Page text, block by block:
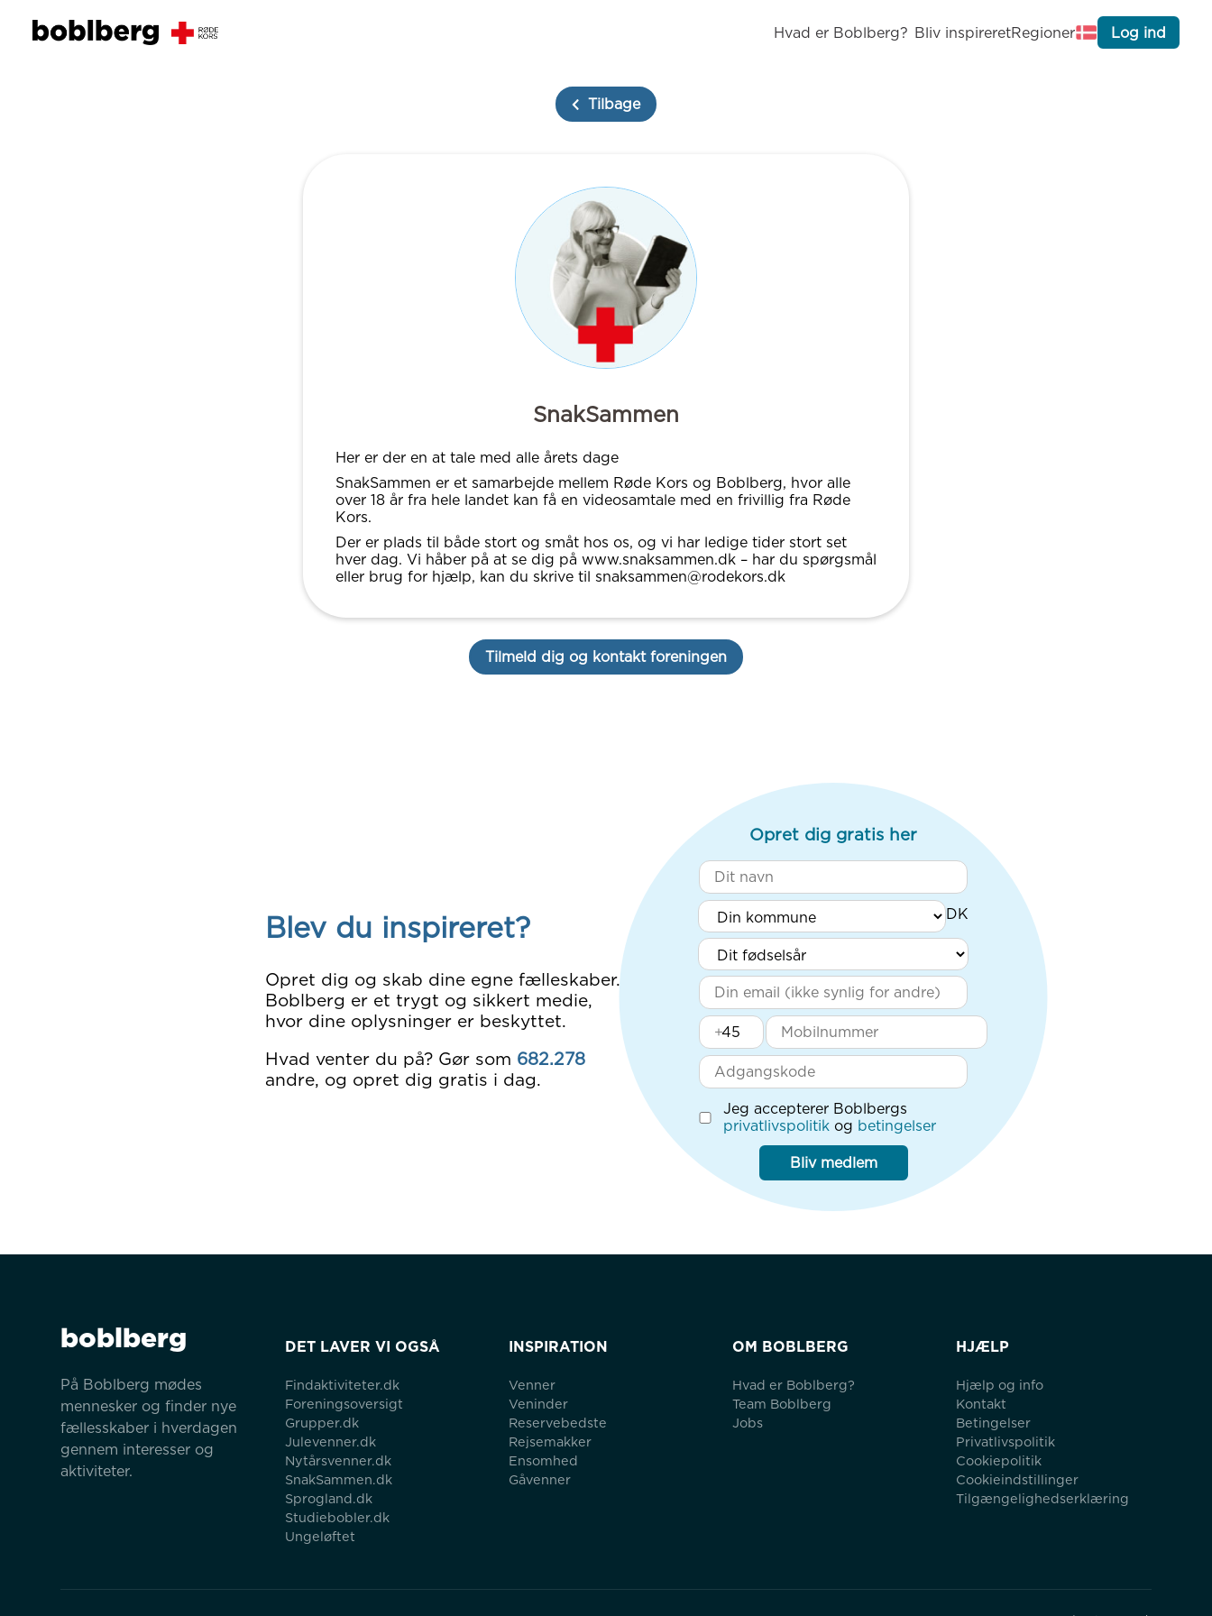
Hvad er Boblberg? Bliv inspireretRegioner Log ind
Tilbage
SnakSammen
Her er der en at tale med alle årets dage
SnakSammen er et samarbejde mellem Røde Kors og Boblberg, hvor alle
over 18 år fra hele landet kan få en videosamtale med en frivillig fra Røde
Kors.
Der er plads til både stort og småt hos os, og vi har ledige tider stort set
hver dag. Vi håber på at se dig på www.snaksammen.dk – har du spørgsmål
eller brug for hjælp, kan du skrive til snaksammen@rodekors.dk
Tilmeld dig og kontakt foreningen
Blev du inspireret?
Opret dig og skab dine egne fælleskaber.
Boblberg er et trygt og sikkert medie,
hvor dine oplysninger er beskyttet.
Hvad venter du på? Gør som 682.278
andre, og opret dig gratis i dag.
Opret dig gratis her
+
Jeg accepterer Boblbergs
privatlivspolitik og betingelser
Bliv medlem
boblberg
På Boblberg mødes
mennesker og finder nye
fællesskaber i hverdagen
gennem interesser og
aktiviteter.
DET LAVER VI OGSÅ
Findaktiviteter.dk
Foreningsoversigt
Grupper.dk
Julevenner.dk
Nytårsvenner.dk
SnakSammen.dk
Sprogland.dk
Studiebobler.dk
Ungeløftet
INSPIRATION
Venner
Veninder
Reservebedste
Rejsemakker
Ensomhed
Gåvenner
OM BOBLBERG
Hvad er Boblberg?
Team Boblberg
Jobs
HJÆLP
Hjælp og info
Kontakt
Betingelser
Privatlivspolitik
Cookiepolitik
Cookieindstillinger
Tilgængelighedserklæring